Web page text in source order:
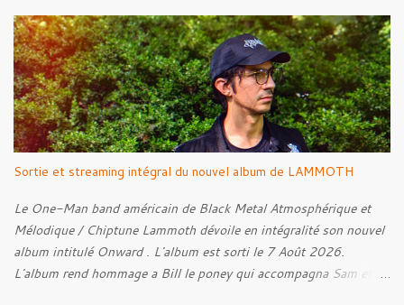
Rebellion Against The Vile 05. Revenge From Beyond 06. The
Sense Of Fear
Sortie et streaming intégral du nouvel album de LAMMOTH
Le One-Man band américain de Black Metal Atmosphérique et
Mélodique / Chiptune Lammoth dévoile en intégralité son nouvel
album intitulé Onward . L'album est sorti le 7 Août 2026.
L'album rend hommage a Bill le poney qui accompagna Sam et